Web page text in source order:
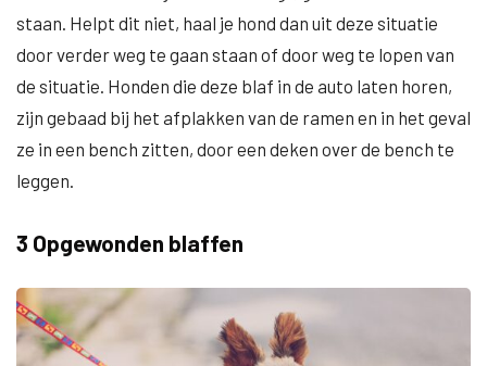
staan. Helpt dit niet, haal je hond dan uit deze situatie
door verder weg te gaan staan of door weg te lopen van
de situatie. Honden die deze blaf in de auto laten horen,
zijn gebaad bij het afplakken van de ramen en in het geval
ze in een bench zitten, door een deken over de bench te
leggen.
3 Opgewonden blaffen